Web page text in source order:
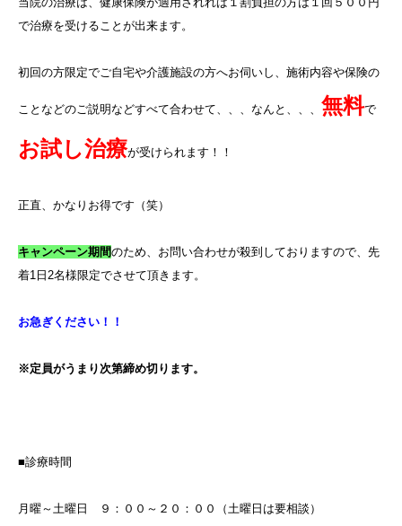
で治療を受けることが出来ます。
初回の方限定でご自宅や介護施設の方へお伺いし、施術内容や保険の
ことなどのご説明などすべて合わせて、、、なんと、、、 無料で
お試し治療が受けられます！！
正直、かなりお得です（笑）
キャンペーン期間のため、お問い合わせが殺到しておりますので、先
着1 日 2名様限定でさせて頂きます。
お急ぎください！！
※定員がうまり次第締め切ります。
■診療時間
月曜～土曜日 ９：００～２０：００（土曜日は要相談）